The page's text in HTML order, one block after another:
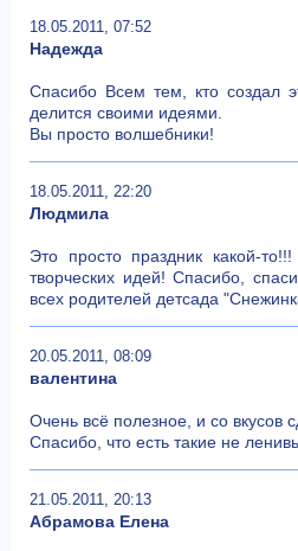
18.05.2011, 07:52
Надежда
Спасибо Всем тем, кто создал
делится своими идеями.
Вы просто волшебники!
18.05.2011, 22:20
Людмила
Это просто праздник какой-
творческих идей! Спасибо,
всех родителей детсада
20.05.2011, 08:09
валентина
Очень всё полезное, и со вкусов
Спасибо, что есть такие не
21.05.2011, 20:13
Абрамова Елена